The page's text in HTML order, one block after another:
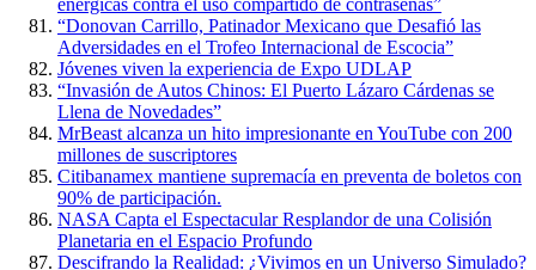
enérgicas contra el uso compartido de contraseñas”
“Donovan Carrillo, Patinador Mexicano que Desafió las
Adversidades en el Trofeo Internacional de Escocia”
Jóvenes viven la experiencia de Expo UDLAP
“Invasión de Autos Chinos: El Puerto Lázaro Cárdenas se
Llena de Novedades”
MrBeast alcanza un hito impresionante en YouTube con 200
millones de suscriptores
Citibanamex mantiene supremacía en preventa de boletos con
90% de participación.
NASA Capta el Espectacular Resplandor de una Colisión
Planetaria en el Espacio Profundo
Descifrando la Realidad: ¿Vivimos en un Universo Simulado?